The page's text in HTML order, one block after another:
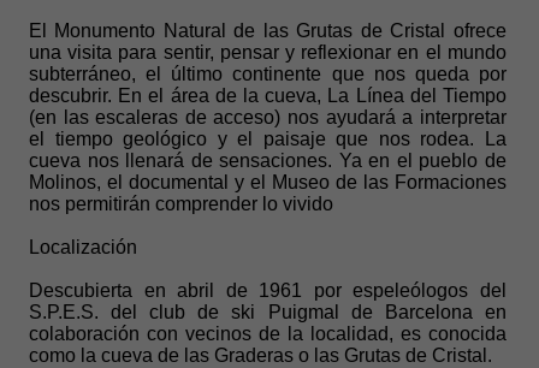
El Monumento Natural de las Grutas de Cristal ofrece
una visita para sentir, pensar y reflexionar en el mundo
subterráneo, el último continente que nos queda por
descubrir. En el área de la cueva, La Línea del Tiempo
(en las escaleras de acceso) nos ayudará a interpretar
el tiempo geológico y el paisaje que nos rodea. La
cueva nos llenará de sensaciones. Ya en el pueblo de
Molinos, el documental y el Museo de las Formaciones
nos permitirán comprender lo vivido
Localización
Descubierta en abril de 1961 por espeleólogos del
S.P.E.S. del club de ski Puigmal de Barcelona en
colaboración con vecinos de la localidad, es conocida
como la cueva de las Graderas o las Grutas de Cristal.